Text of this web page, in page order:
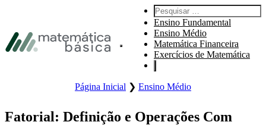
Pular Rodapé
Abre o menu principal do site.
Pesquisar por:
Ensino Fundamental
Ensino Médio
Matemática Financeira
Exercícios de Matemática
Página Inicial ❯ Ensino Médio
Fatorial: Definição e Operações Com